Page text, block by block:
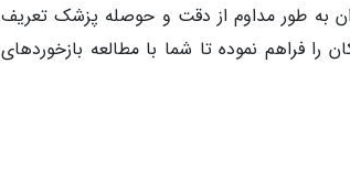
به طور مداوم از دقت و حوصله پزشک تعریف
فراهم نموده تا شما با مطالعه بازخوردهای